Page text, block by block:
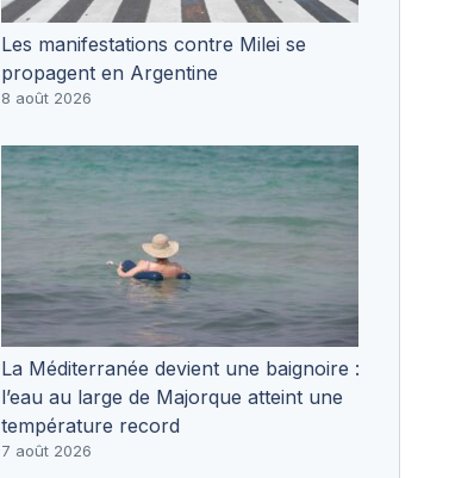
Les manifestations contre Milei se
propagent en Argentine
8 août 2026
La Méditerranée devient une baignoire :
l’eau au large de Majorque atteint une
température record
7 août 2026